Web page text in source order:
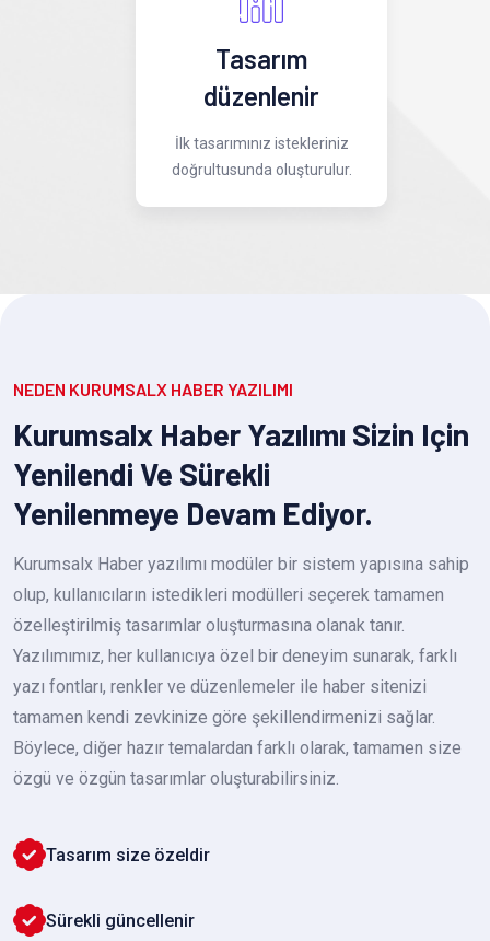
Tasarım
düzenlenir
İlk tasarımınız istekleriniz
doğrultusunda oluşturulur.
NEDEN KURUMSALX HABER YAZILIMI
Kurumsalx Haber Yazılımı Sizin Için
Yenilendi Ve Sürekli
Yenilenmeye Devam Ediyor.
Kurumsalx Haber yazılımı modüler bir sistem yapısına sahip
olup, kullanıcıların istedikleri modülleri seçerek tamamen
özelleştirilmiş tasarımlar oluşturmasına olanak tanır.
Yazılımımız, her kullanıcıya özel bir deneyim sunarak, farklı
yazı fontları, renkler ve düzenlemeler ile haber sitenizi
tamamen kendi zevkinize göre şekillendirmenizi sağlar.
Böylece, diğer hazır temalardan farklı olarak, tamamen size
özgü ve özgün tasarımlar oluşturabilirsiniz.
Tasarım size özeldir
Sürekli güncellenir